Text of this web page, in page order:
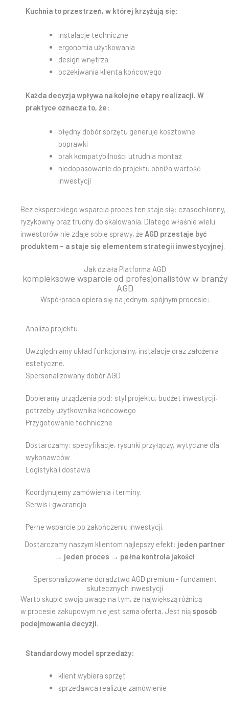
Kuchnia to przestrzeń, w której krzyżują się:
instalacje techniczne
ergonomia użytkowania
design wnętrza
oczekiwania klienta końcowego
Każda decyzja wpływa na kolejne etapy realizacji. W
praktyce oznacza to, że:
błędny dobór sprzętu generuje kosztowne
poprawki
brak kompatybilności utrudnia montaż
niedopasowanie do projektu obniża wartość
inwestycji
Bez eksperckiego wsparcia proces ten staje się: czasochłonny,
ryzykowny oraz trudny do skalowania. Dlatego właśnie wielu
inwestorów nie zdaje sobie sprawy, że AGD przestaje być
produktem – a staje się elementem strategii inwestycyjnej.
Jak działa Platforma AGD
kompleksowe wsparcie od profesjonalistów w branży
AGD
Współpraca opiera się na jednym, spójnym procesie:
Analiza projektu
Uwzględniamy układ funkcjonalny, instalacje oraz założenia
estetyczne.
Spersonalizowany dobór AGD
Dobieramy urządzenia pod: styl projektu, budżet inwestycji,
potrzeby użytkownika końcowego
Przygotowanie techniczne
Dostarczamy: specyfikacje, rysunki przyłączy, wytyczne dla
wykonawców
Logistyka i dostawa
Koordynujemy zamówienia i terminy.
Serwis i gwarancja
Pełne wsparcie po zakończeniu inwestycji.
Dostarczamy naszym klientom najlepszy efekt: jeden partner
→ jeden proces → pełna kontrola jakości
Spersonalizowane doradztwo AGD premium - fundament
skutecznych inwestycji
Warto skupić swoją uwagę na tym, że największą różnicą
w procesie zakupowym nie jest sama oferta. Jest nią sposób
podejmowania decyzji.
Standardowy model sprzedaży:
klient wybiera sprzęt
sprzedawca realizuje zamówienie